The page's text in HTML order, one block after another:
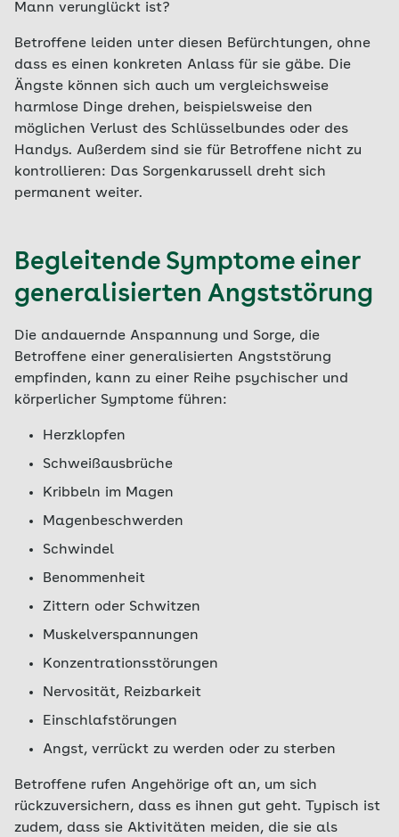
Mann verunglückt ist?
Betroffene leiden unter diesen Befürchtungen, ohne
dass es einen konkreten Anlass für sie gäbe. Die
Ängste können sich auch um vergleichsweise
harmlose Dinge drehen, beispielsweise den
möglichen Verlust des Schlüsselbundes oder des
Handys. Außerdem sind sie für Betroffene nicht zu
kontrollieren: Das Sorgenkarussell dreht sich
permanent weiter.
Begleitende Symptome einer
generalisierten Angststörung
Die andauernde Anspannung und Sorge, die
Betroffene einer generalisierten Angststörung
empfinden, kann zu einer Reihe psychischer und
körperlicher Symptome führen:
Herzklopfen
Schweißausbrüche
Kribbeln im Magen
Magenbeschwerden
Schwindel
Benommenheit
Zittern oder Schwitzen
Muskelverspannungen
Konzentrationsstörungen
Nervosität, Reizbarkeit
Einschlafstörungen
Angst, verrückt zu werden oder zu sterben
Betroffene rufen Angehörige oft an, um sich
rückzuversichern, dass es ihnen gut geht. Typisch ist
zudem, dass sie Aktivitäten meiden, die sie als